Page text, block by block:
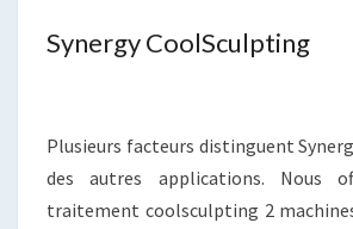
Synergy CoolSculpting
Plusieurs facteurs distinguent
des autres applications. Nous
traitement coolsculpting 2